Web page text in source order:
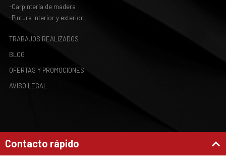
Contacto rápido
-Carpintería de madera
-Pintura interior y exterior
TRABAJOS REALIZADOS
BLOG
OFERTAS Y PROMOCIONES
AVISO LEGAL